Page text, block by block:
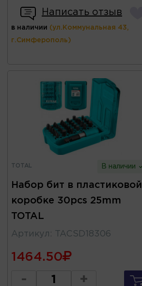
Написать отзыв
в наличии (ул.Коммунальная 43,
г.Симферополь)
TOTAL В наличии
Набор бит в пластиковой
коробке 30pcs 25mm
TOTAL
Артикул : TACSD18306
1464.50
- +